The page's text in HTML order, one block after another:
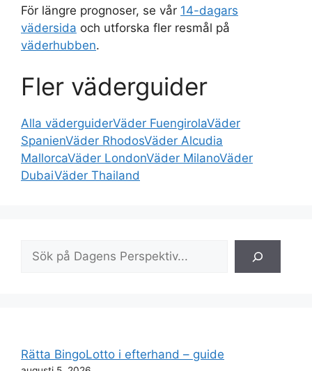
För längre prognoser, se vår 14-dagars
vädersida och utforska fler resmål på
väderhubben.
Fler väderguider
Alla väderguiderVäder FuengirolaVäder
SpanienVäder RhodosVäder Alcudia
MallorcaVäder LondonVäder MilanoVäder
DubaiVäder Thailand
Sök
Rätta BingoLotto i efterhand – guide